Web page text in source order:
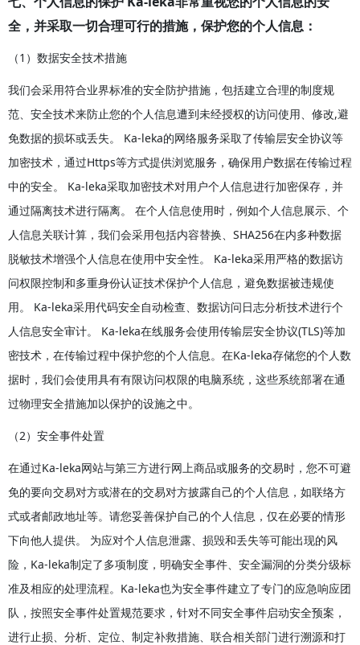
全，并采取一切合理可行的措施，保护您的个人信息：
（1）数据安全技术措施
我们会采用符合业界标准的安全防护措施，包括建立合理的制度规
范、安全技术来防止您的个人信息遭到未经授权的访问使用、修改,避
免数据的损坏或丢失。 Ka-leka的网络服务采取了传输层安全协议等
加密技术，通过Https等方式提供浏览服务，确保用户数据在传输过程
中的安全。 Ka-leka采取加密技术对用户个人信息进行加密保存，并
通过隔离技术进行隔离。 在个人信息使用时，例如个人信息展示、个
人信息关联计算，我们会采用包括内容替换、SHA256在内多种数据
脱敏技术增强个人信息在使用中安全性。 Ka-leka采用严格的数据访
问权限控制和多重身份认证技术保护个人信息，避免数据被违规使
用。 Ka-leka采用代码安全自动检查、数据访问日志分析技术进行个
人信息安全审计。 Ka-leka在线服务会使用传输层安全协议(TLS)等加
密技术，在传输过程中保护您的个人信息。在Ka-leka存储您的个人数
据时，我们会使用具有有限访问权限的电脑系统，这些系统部署在通
过物理安全措施加以保护的设施之中。
（2）安全事件处置
在通过Ka-leka网站与第三方进行网上商品或服务的交易时，您不可避
免的要向交易对方或潜在的交易对方披露自己的个人信息，如联络方
式或者邮政地址等。请您妥善保护自己的个人信息，仅在必要的情形
下向他人提供。 为应对个人信息泄露、损毁和丢失等可能出现的风
险，Ka-leka制定了多项制度，明确安全事件、安全漏洞的分类分级标
准及相应的处理流程。Ka-leka也为安全事件建立了专门的应急响应团
队，按照安全事件处置规范要求，针对不同安全事件启动安全预案，
进行止损、分析、定位、制定补救措施、联合相关部门进行溯源和打